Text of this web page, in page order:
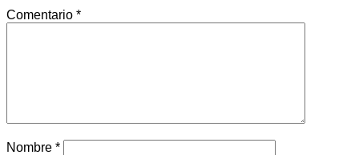
Comentario *
Nombre *